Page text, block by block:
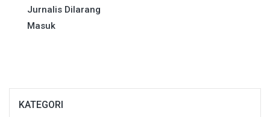
Jurnalis Dilarang
Masuk
KATEGORI